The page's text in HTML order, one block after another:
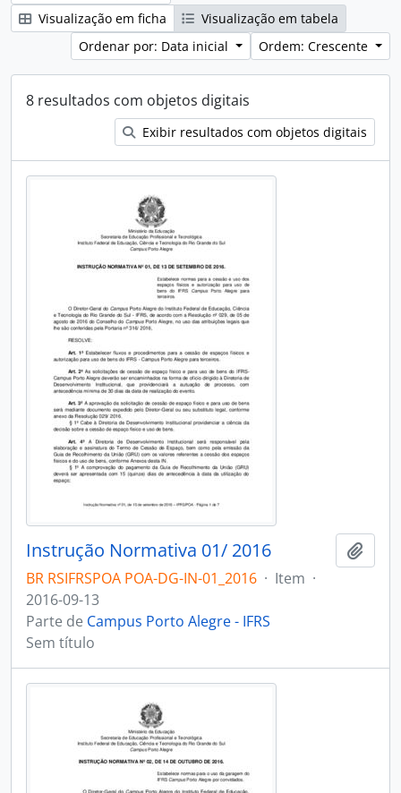
Visualização em ficha
Visualização em tabela
Ordenar por: Data inicial
Ordem: Crescente
8 resultados com objetos digitais
Exibir resultados com objetos digitais
Instrução Normativa 01/ 2016
BR RSIFRSPOA POA-DG-IN-01_2016 · Item ·
2016-09-13
Parte de Campus Porto Alegre - IFRS
Sem título